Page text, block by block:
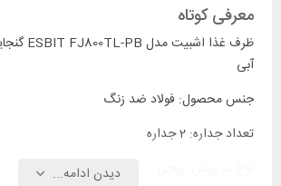
معرفی کوتاه
آبی
جنس محصول: فولاد ضد زنگ
تعداد جداره: 2 جداره
دیدن ادامه...